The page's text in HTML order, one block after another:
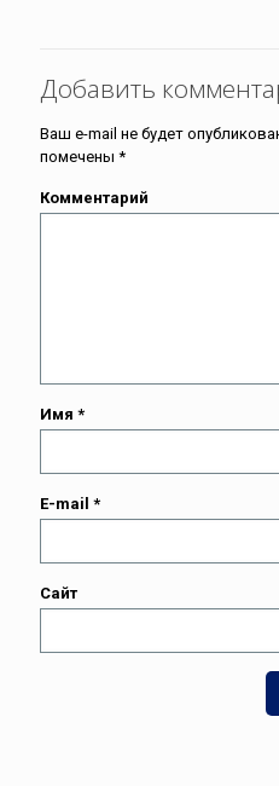
Добавить
Ваш e-mail не будет
помечены *
Комментарий
Имя *
E-mail *
Сайт